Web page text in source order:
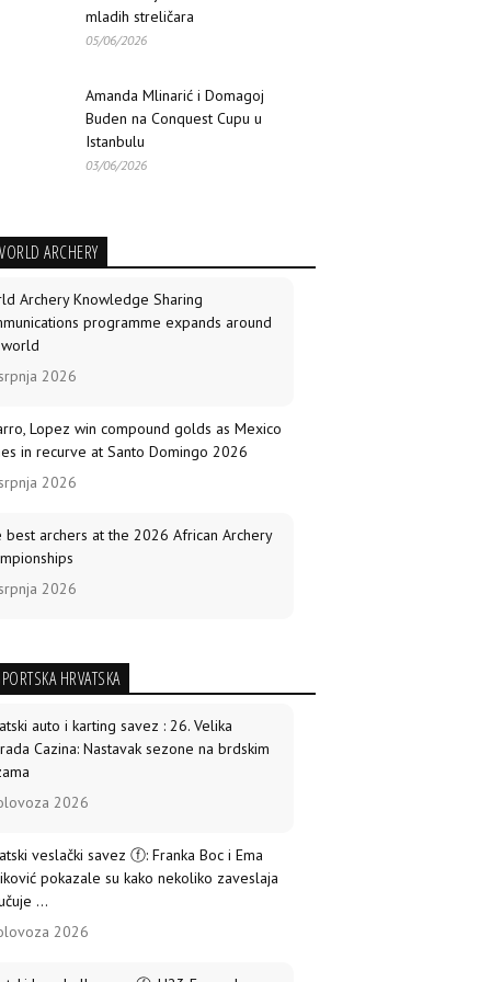
mladih streličara
05/06/2026
Amanda Mlinarić i Domagoj
Buden na Conquest Cupu u
Istanbulu
03/06/2026
ARCHERY
Archery Knowledge Sharing
programme expands around
2026
Lopez win compound golds as Mexico
in recurve at Santo Domingo 2026
2026
best archers at the 2026 African Archery
2026
to shoot at World Cup Final
2026
retains recurve crown, El Salvador
in compound in Santo Domingo
2026
Damsbo: “Still proud to step onto that
– on making another World Cup Final
2026
HRVATSKA
auto i karting savez : 26. Velika
Cazina: Nastavak sezone na brdskim
2026
veslački savez ⓕ: Franka Boc i Ema
pokazale su kako nekoliko zaveslaja
...
2026